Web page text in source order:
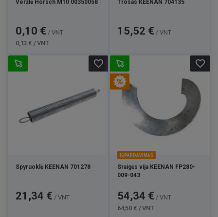
Veržlė Horsch M10 00350058
Kaina
0,10 € / VNT
0,13 € / VNT
Trosas KEENAN 704135
Kaina
15,52 € / VNT
Spyruoklė KEENAN 701278
Kaina
21,34 € / VNT
favorite_border
IŠPARDAVIMAS
Sraigės vija KEENAN FP280-
009-043
Kaina
54,34 € / VNT
64,50 € / VNT
favorite_border